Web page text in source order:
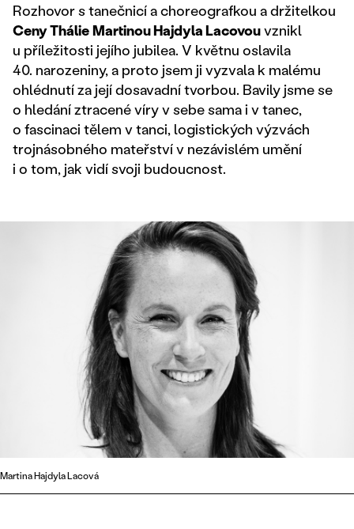
Rozhovor s tanečnicí a choreografkou a držitelkou
Ceny ThálieMartinou Hajdyla Lacovouvznikl
u příležitosti jejího jubilea. V květnu oslavila
40. narozeniny, a proto jsem ji vyzvala k malému
ohlédnutí za její dosavadní tvorbou. Bavily jsme se
o hledání ztracené víry v sebe sama i v tanec,
o fascinaci tělem v tanci, logistických výzvách
trojnásobného mateřství v nezávislém umění
i o tom, jak vidí svoji budoucnost.
Martina Hajdyla Lacová